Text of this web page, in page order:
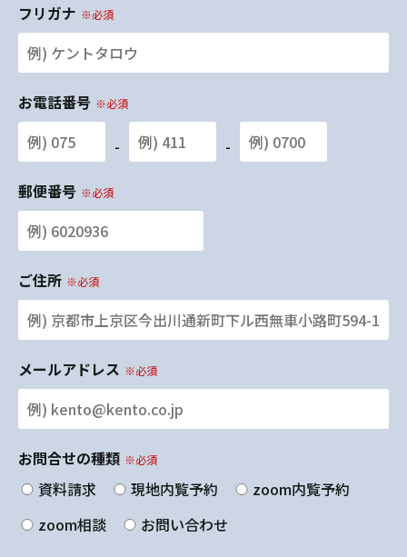
フリガナ ※必須
お電話番号 ※必須
- -
郵便番号 ※必須
ご住所 ※必須
メールアドレス ※必須
お問合せの種類 ※必須
資料請求 現地内覧予約
zoom内覧予約
zoom相談
お問い合わせ